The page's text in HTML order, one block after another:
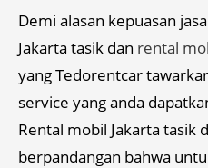
Demi alasan kepuasan
Jakarta tasik dan rental
yang Tedorentcar
service yang anda
Rental mobil Jakarta tasik
berpandangan bahwa